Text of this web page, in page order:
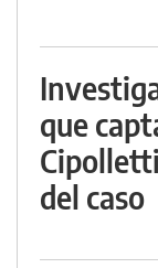
que
del caso